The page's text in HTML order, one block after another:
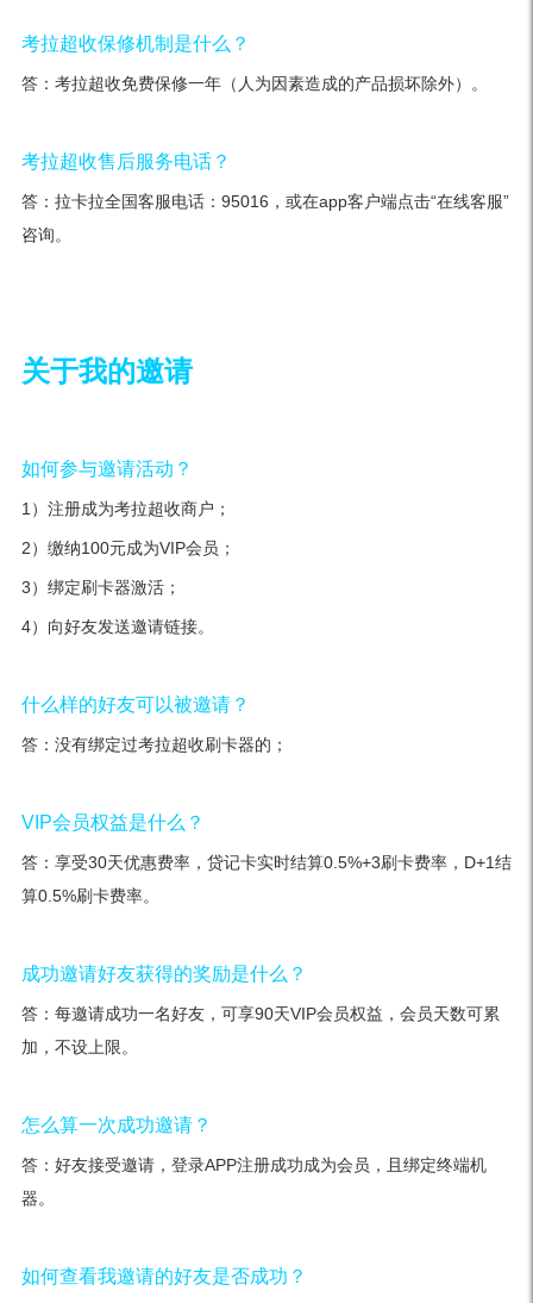
考拉超收保修机制是什么？
答：考拉超收免费保修一年（人为因素造成的产品损坏除外）。
考拉超收售后服务电话？
答：拉卡拉全国客服电话：95016，或在app客户端点击“在线客服”
咨询。
关于我的邀请
如何参与邀请活动？
1）注册成为考拉超收商户；
2）缴纳100元成为VIP会员；
3）绑定刷卡器激活；
4）向好友发送邀请链接。
什么样的好友可以被邀请？
答：没有绑定过考拉超收刷卡器的；
VIP会员权益是什么？
答：享受30天优惠费率，贷记卡实时结算0.5%+3刷卡费率，D+1结
算0.5%刷卡费率。
成功邀请好友获得的奖励是什么？
答：每邀请成功一名好友，可享90天VIP会员权益，会员天数可累
加，不设上限。
怎么算一次成功邀请？
答：好友接受邀请，登录APP注册成功成为会员，且绑定终端机
器。
如何查看我邀请的好友是否成功？